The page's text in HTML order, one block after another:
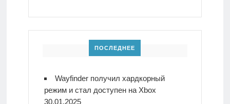
ПОСЛЕДНЕЕ
Wayfinder получил хардкорный
режим и стал доступен на Xbox
30.01.2025